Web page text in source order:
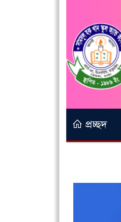
প্রচ্ছদ